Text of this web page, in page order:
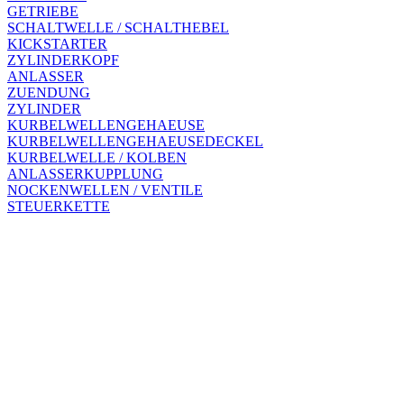
GETRIEBE
SCHALTWELLE / SCHALTHEBEL
KICKSTARTER
ZYLINDERKOPF
ANLASSER
ZUENDUNG
ZYLINDER
KURBELWELLENGEHAEUSE
KURBELWELLENGEHAEUSEDECKEL
KURBELWELLE / KOLBEN
ANLASSERKUPPLUNG
NOCKENWELLEN / VENTILE
STEUERKETTE